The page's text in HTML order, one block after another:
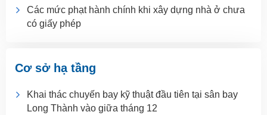
Các mức phạt hành chính khi xây dựng nhà ở chưa
có giấy phép
Cơ sở hạ tầng
Khai thác chuyến bay kỹ thuật đầu tiên tại sân bay
Long Thành vào giữa tháng 12